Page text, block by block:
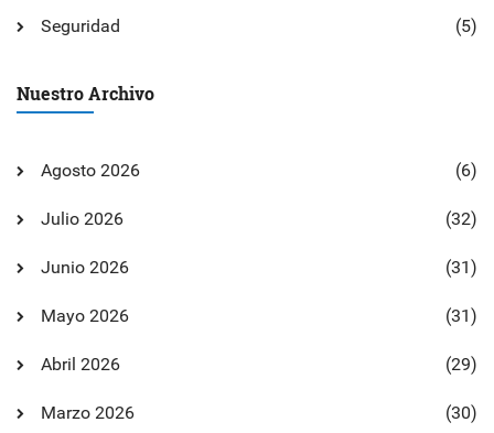
Seguridad (5)
Nuestro Archivo
Agosto 2026 (6)
Julio 2026 (32)
Junio 2026 (31)
Mayo 2026 (31)
Abril 2026 (29)
Marzo 2026 (30)